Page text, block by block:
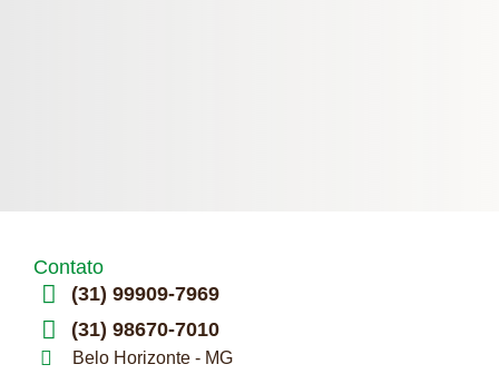
Contato
(31) 99909-7969
(31) 98670-7010
Belo Horizonte - MG